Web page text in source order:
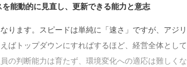
能動的に見直し、更新できる能力と意志
ります。スピードは単純に「速さ」ですが、アジリ
ばトップダウンにすればするほど、経営全体として
の判断能力は育たず、環境変化への適応は難しくな